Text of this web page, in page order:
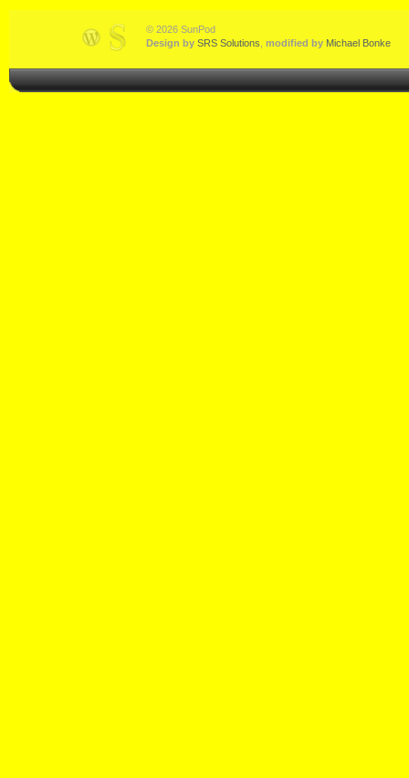
© 2026 SunPod
Design by SRS Solutions modified by Michael Bonke